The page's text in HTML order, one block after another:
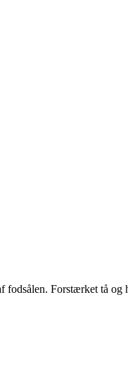
fodsålen. Forstærket tå